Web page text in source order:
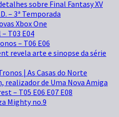
sobre Final Fantasy XV
– 3ª Temporada
Xbox One
T03 E04
– T06 E06
revela arte e sinopse da série
| As Casas do Norte
realizador de Uma Nova Amiga
– T05 E06 E07 E08
Mighty no.9